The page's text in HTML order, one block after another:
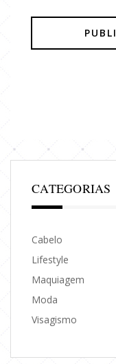
CATEGORIAS
Cabelo
Lifestyle
Maquiagem
Moda
Visagismo